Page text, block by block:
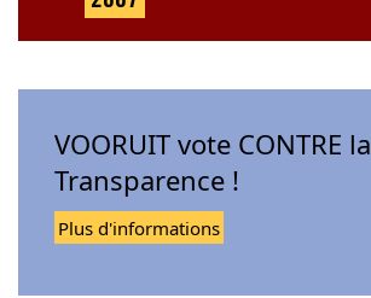
VOORUIT vote CONTRE la
Transparence !
Plus d'informations